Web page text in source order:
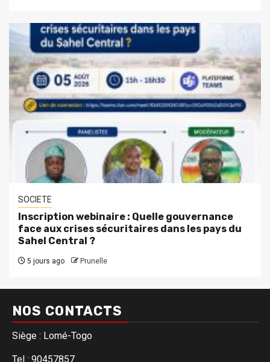
SOCIETE
Inscription webinaire : Quelle gouvernance
face aux crises sécuritaires dans les pays du
Sahel Central ?
5 jours ago Prunelle
NOS CONTACTS
Siège : Lomé-Togo
Tel : 90457857